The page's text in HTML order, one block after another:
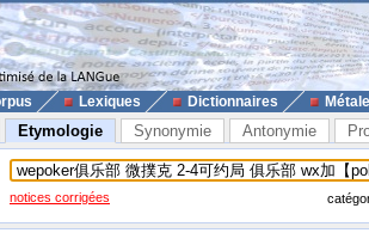
Lexiques Dictionnaires
Etymologie Synonymie Antonymie
notices corrigées